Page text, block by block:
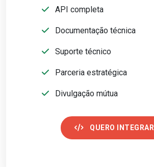
API completa
Documentação técnica
Suporte técnico
Parceria estratégica
Divulgação mútua
QUERO INTEGRAR